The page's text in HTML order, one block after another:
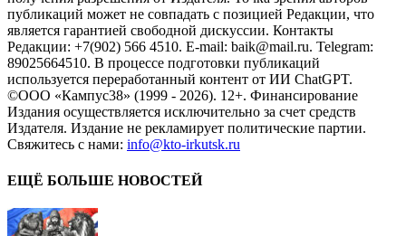
публикаций может не совпадать с позицией Редакции, что
является гарантией свободной дискуссии. Контакты
Редакции: +7(902) 566 4510. E-mail: baik@mail.ru. Telegram:
89025664510. В процессе подготовки публикаций
используется переработанный контент от ИИ ChatGPT.
©ООО «Кампус38» (1999 - 2026). 12+. Финансирование
Издания осуществляется исключительно за счет средств
Издателя. Издание не рекламирует политические партии.
Свяжитесь с нами: info@kto-irkutsk.ru
ЕЩЁ БОЛЬШЕ НОВОСТЕЙ